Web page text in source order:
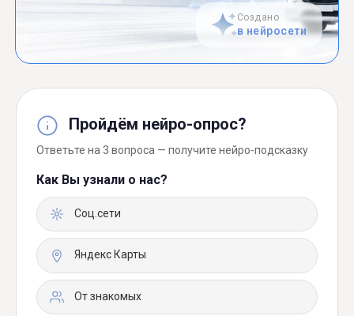
Создано
в нейросети
Пройдём нейро-опрос?
Ответьте на 3 вопроса — получите нейро-подсказку
Как Вы узнали о нас?
Соц.сети
Яндекс Карты
От знакомых